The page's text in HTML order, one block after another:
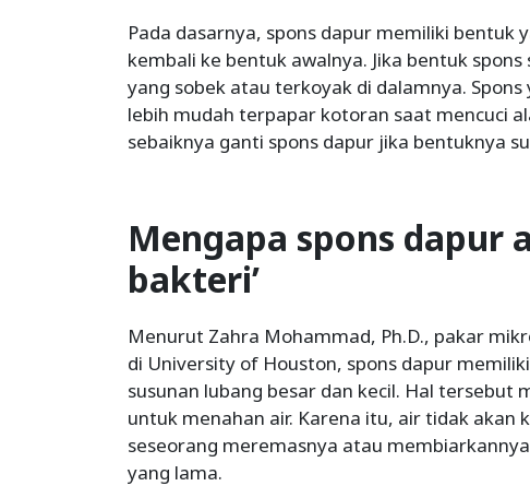
Pada dasarnya, spons dapur memiliki bentuk
kembali ke bentuk awalnya. Jika bentuk
yang sobek atau terkoyak di dalamnya.
lebih mudah terpapar kotoran saat mencuci
sebaiknya ganti spons dapur jika bentuknya
Mengapa spons dapur
bakteri’
Menurut Zahra Mohammad, Ph.D., pakar
di University of Houston, spons dapur
susunan lubang besar dan kecil. Hal tersebut
untuk menahan air. Karena itu, air tidak akan
seseorang meremasnya atau
yang lama.